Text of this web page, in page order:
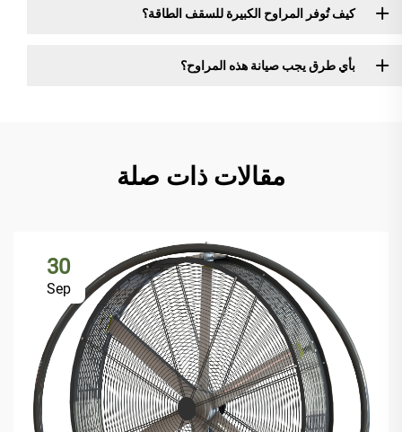
كيف تُوفر المراوح الكبيرة للسقف الطاقة؟
بأي طرق يجب صيانة هذه المراوح؟
مقالات ذات صلة
30
Sep